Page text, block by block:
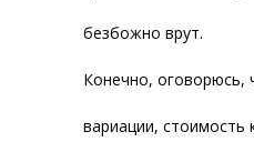
безбожно врут.
Конечно, оговорюсь,
вариации, стоимость